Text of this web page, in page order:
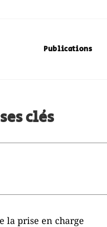
Publications
clés
la prise en charge